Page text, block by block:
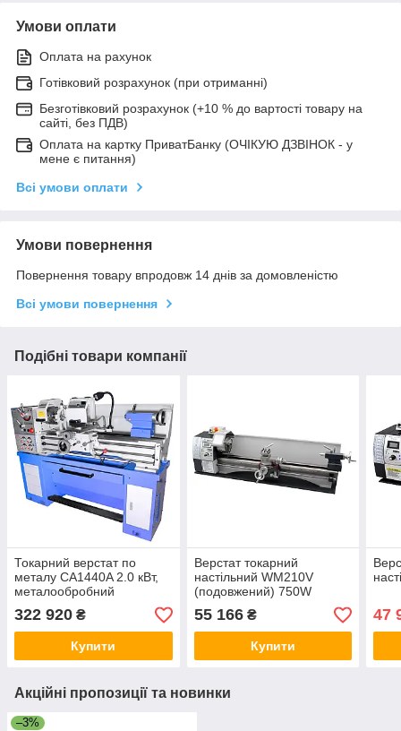
Умови оплати
Оплата на рахунок
Готівковий розрахунок (при отриманні)
Безготівковий розрахунок (+10 % до вартості товару на
сайті, без ПДВ)
Оплата на картку ПриватБанку (ОЧІКУЮ ДЗВІНОК - у
мене є питання)
Всі умови оплати
Умови повернення
Повернення товару впродовж 14 днів за домовленістю
Всі умови повернення
Подібні товари компанії
Токарний верстат по
металу CA1440A 2.0 кВт,
металообробний
настільний токарно-
гвинторізний верстат (К2)
322 920 ₴
Купити
Верстат токарний
настільний WM210V
(подовжений) 750W
55 166₴
Купити
47
Акційні пропозиції та новинки
–3%